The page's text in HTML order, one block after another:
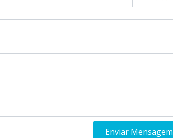
Enviar Mensagem